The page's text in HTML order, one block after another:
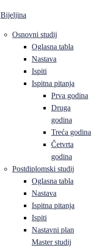
Bijeljina
Osnovni studij
Oglasna tabla
Nastava
Ispiti
Ispitna pitanja
Prva godina
Druga
godina
Treća godina
Četvrta
godina
Postdiplomski studij
Oglasna tabla
Nastava
Ispitna pitanja
Ispiti
Nastavni plan
Master studij